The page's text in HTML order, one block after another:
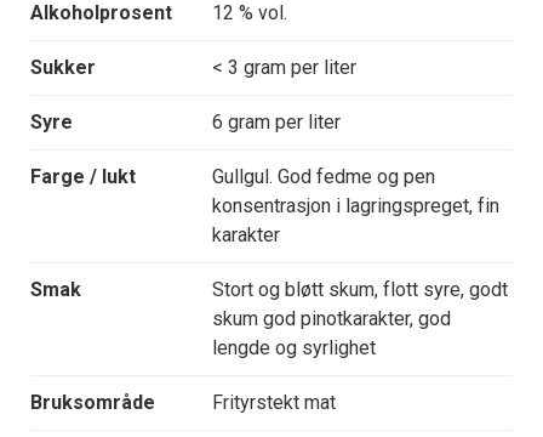
Alkoholprosent 12 % vol.
Sukker < 3 gram per liter
Syre 6 gram per liter
Farge / lukt
Gullgul. God fedme og pen
konsentrasjon i lagringspreget, fin
karakter
Smak
Stort og bløtt skum, flott syre, godt
skum god pinotkarakter, god
lengde og syrlighet
Bruksområde Frityrstekt mat